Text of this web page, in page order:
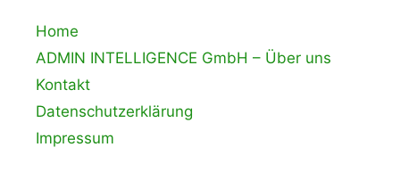
Home
ADMIN INTELLIGENCE GmbH – Über uns
Kontakt
Datenschutzerklärung
Impressum